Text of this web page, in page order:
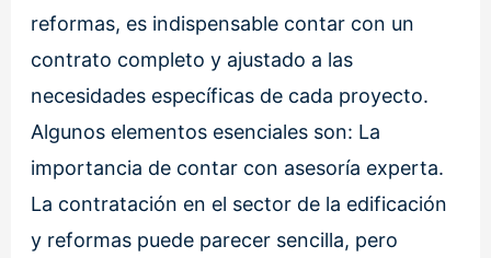
reformas, es indispensable contar con un
contrato completo y ajustado a las
necesidades específicas de cada proyecto.
Algunos elementos esenciales son: La
importancia de contar con asesoría experta.
La contratación en el sector de la edificación
y reformas puede parecer sencilla, pero